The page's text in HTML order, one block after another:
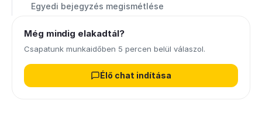
Egyedi bejegyzés megismétlése
Még mindig elakadtál?
Csapatunk munkaidőben 5 percen belül válaszol.
Élő chat indítása